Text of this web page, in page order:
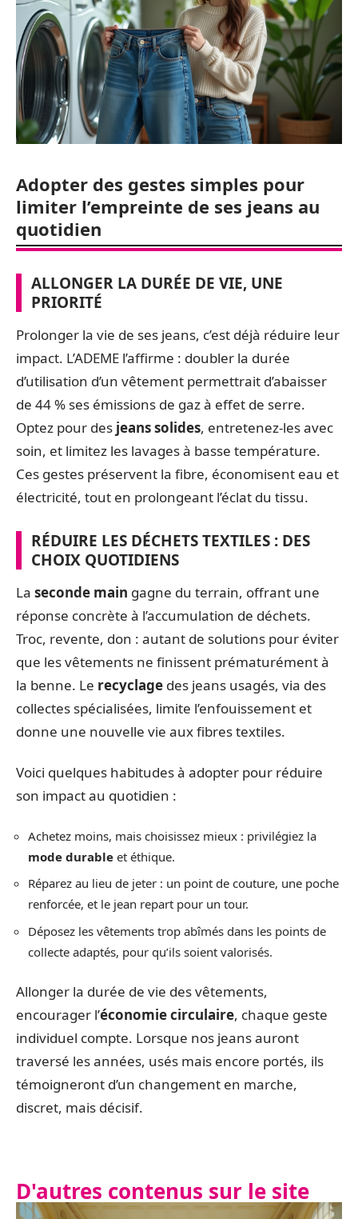
Adopter des gestes simples pour
limiter l’empreinte de ses jeans au
quotidien
ALLONGER LA DURÉE DE VIE, UNE
PRIORITÉ
Prolonger la vie de ses jeans, c’est déjà réduire leur
impact. L’ADEME l’affirme : doubler la durée
d’utilisation d’un vêtement permettrait d’abaisser
de 44 % ses émissions de gaz à effet de serre.
Optez pour des jeans solides, entretenez-les avec
soin, et limitez les lavages à basse température.
Ces gestes préservent la fibre, économisent eau et
électricité, tout en prolongeant l’éclat du tissu.
RÉDUIRE LES DÉCHETS TEXTILES : DES
CHOIX QUOTIDIENS
La seconde main gagne du terrain, offrant une
réponse concrète à l’accumulation de déchets.
Troc, revente, don : autant de solutions pour éviter
que les vêtements ne finissent prématurément à
la benne. Le recyclage des jeans usagés, via des
collectes spécialisées, limite l’enfouissement et
donne une nouvelle vie aux fibres textiles.
Voici quelques habitudes à adopter pour réduire
son impact au quotidien :
Achetez moins, mais choisissez mieux : privilégiez la
mode durable et éthique.
Réparez au lieu de jeter : un point de couture, une poche
renforcée, et le jean repart pour un tour.
Déposez les vêtements trop abîmés dans les points de
collecte adaptés, pour qu’ils soient valorisés.
Allonger la durée de vie des vêtements,
encourager l’économie circulaire, chaque geste
individuel compte. Lorsque nos jeans auront
traversé les années, usés mais encore portés, ils
témoigneront d’un changement en marche,
discret, mais décisif.
D'autres contenus sur le site